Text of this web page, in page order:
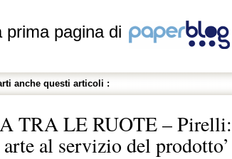
prima pagina di
anche questi articoli :
TRA LE RUOTE – Pirelli:
al servizio del prodotto’